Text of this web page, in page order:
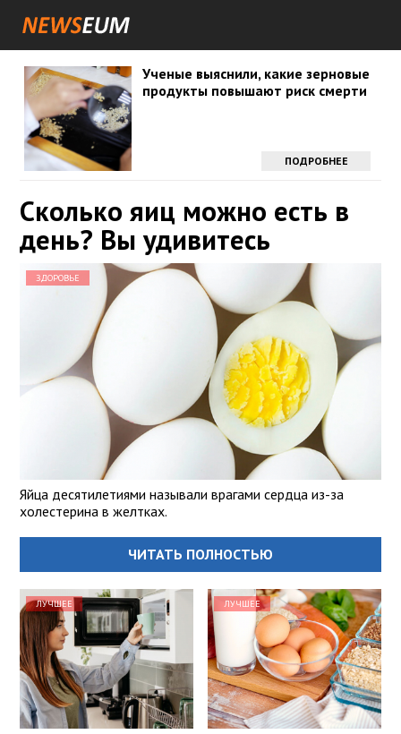
Ученые выяснили, какие зерновые
продукты повышают риск смерти
ПОДРОБНЕЕ
Сколько яиц можно есть в
день? Вы удивитесь
ЗДОРОВЬЕ
Яйца десятилетиями называли врагами сердца из-за
холестерина в желтках.
ЧИТАТЬ ПОЛНОСТЬЮ
ЛУЧШЕЕ ЛУЧШЕЕ